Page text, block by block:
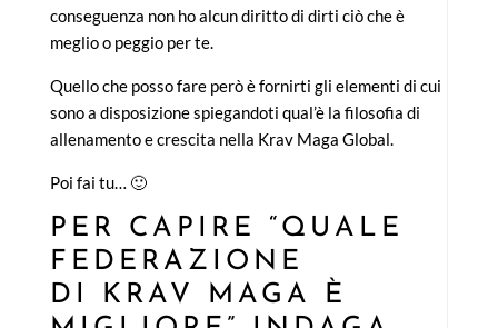
conseguenza non ho alcun diritto di dirti ciò che è
meglio o peggio per te.
Quello che posso fare però è fornirti gli elementi di cui
sono a disposizione spiegandoti qual’è la filosofia di
allenamento e crescita nella Krav Maga Global.
Poi fai tu… 🙂
PER CAPIRE “QUALE
FEDERAZIONE
DI KRAV MAGA È